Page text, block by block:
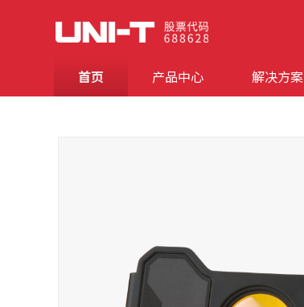
首页 产品中心 解决方案